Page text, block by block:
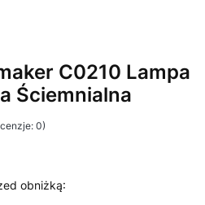
C0210 Lampa
Ściemnialna
0)
obniżką: